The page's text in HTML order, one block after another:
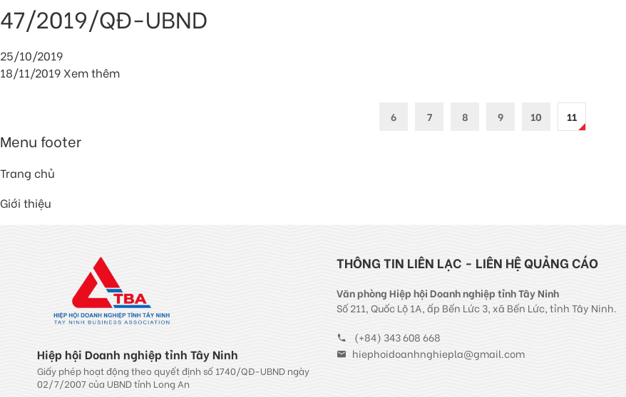
47/2019/QĐ-UBND
25/10/2019
18/11/2019 Xem thêm
6 7 8 9 10 11
Menu footer
Trang chủ
Giới thiệu
Hiệp hội Doanh nghiệp tỉnh Tây Ninh
Giấy phép hoạt động theo quyết định số 1740/QĐ-UBND ngày
02/7/2007 của UBND tỉnh Long An
THÔNG TIN LIÊN LẠC - LIÊN HỆ QUẢNG CÁO
Văn phòng Hiệp hội Doanh nghiệp tỉnh Tây Ninh
Số 211, Quốc Lộ 1A, ấp Bến Lức 3, xã Bến Lức, tỉnh Tây Ninh.
(+84) 343 608 668
hiephoidoanhnghiepla@gmail.com